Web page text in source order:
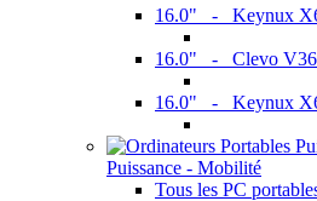
16.0" - Keynux
16.0" - Clevo
16.0" - Keynux
Puissance - Mobilité
Tous les PC